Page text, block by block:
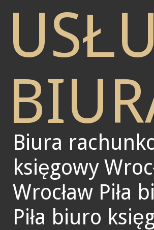
Biura
księgowy
Wrocław Piła
Piła biuro